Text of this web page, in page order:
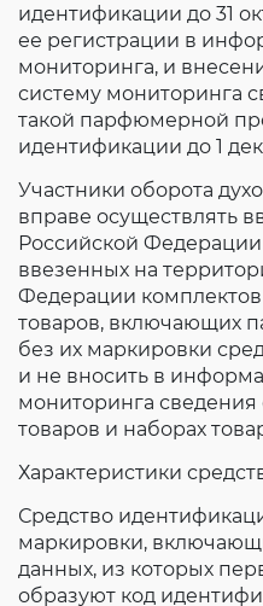
идентификации до 31
ее регистрации в
мониторинга, и
систему мониторинга
такой парфюмерной
идентификации до 1
Участники оборота
вправе осуществлять
Российской
ввезенных на
Федерации
товаров, включающих
без их маркировки
и не вносить в
мониторинга сведения
товаров и наборах
Характеристики
Средство
маркировки,
данных, из которых
образуют код